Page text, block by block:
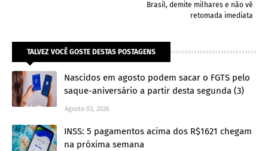
Brasil, demite milhares e não vê
retomada imediata
TALVEZ VOCÊ GOSTE DESTAS POSTAGENS
Nascidos em agosto podem sacar o FGTS pelo
saque-aniversário a partir desta segunda (3)
Agosto 03, 2026
INSS: 5 pagamentos acima dos R$1621 chegam
na próxima semana